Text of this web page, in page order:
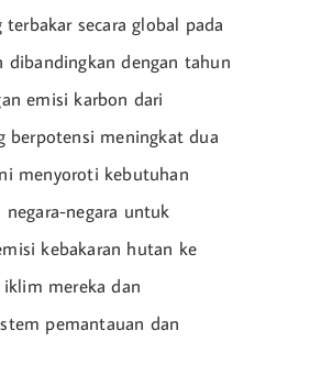
terbakar secara global pada
dengan tahun
emisi karbon dari
berpotensi meningkat dua
menyoroti kebutuhan
negara-negara untuk
kebakaran hutan ke
mereka dan
pemantauan dan